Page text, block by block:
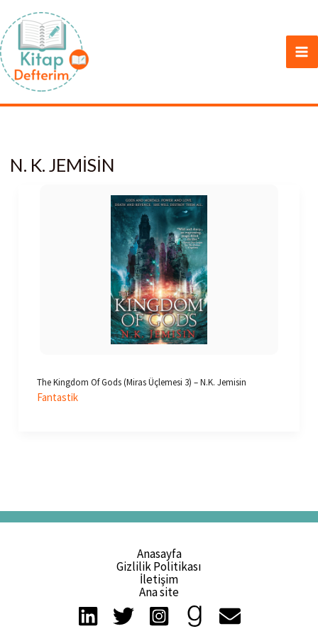
atla
N. K. JEMISIN
The Kingdom Of Gods (Miras Üçlemesi 3) – N.K. Jemisin
Fantastik
Anasayfa
Gizlilik Politikası
İletişim
Ana site